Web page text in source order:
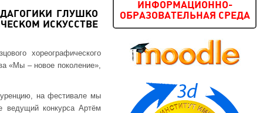
ГЛУШКО
ИСКУССТВЕ
хореографического
«Мы – новое поколение»,
на фестивале мы
конкурса Артём
ИНФОРМАЦИОННО-
ОБРАЗОВАТЕЛЬНАЯ СРЕДА